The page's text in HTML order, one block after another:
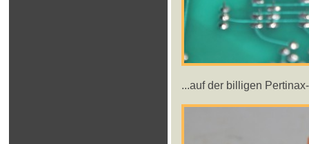
...auf der billigen